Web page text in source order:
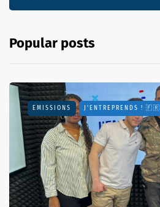
Popular posts
EMISSIONS J'ENTREPRENDS ! 🇫🇷